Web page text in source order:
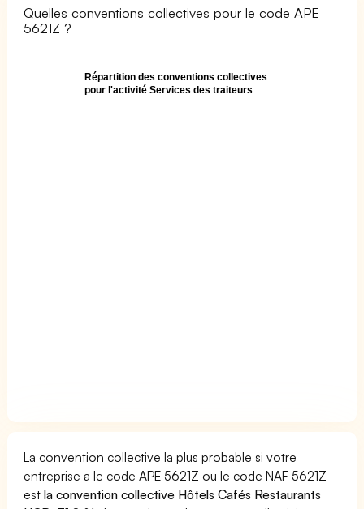
Quelles conventions collectives pour le code APE
5621Z ?
Répartition des conventions collectives
pour l'activité Services des traiteurs
La convention collective la plus probable si votre
entreprise a le code APE 5621Z ou le code NAF 5621Z
estla convention collective Hôtels Cafés Restaurants